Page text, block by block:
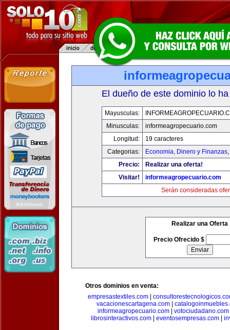
El dueño de este dominio lo
Mayusculas:
Minusculas:
informeagropecuario.com
Longitud:
19 caracteres
Categorias:
Economia, Dinero y Finanzas,
Precio:
Realizar una oferta!
Visitar!
informeagropecuario.com
Serán consideradas
Realizar una Oferta
Precio Ofrecido $
Otros dominios en venta:
empresastextiles.com|
vacacionescartagena.com
informeagropecuario.com| votociudadano.com
librosinteractivos.com| eventosempresas.com|